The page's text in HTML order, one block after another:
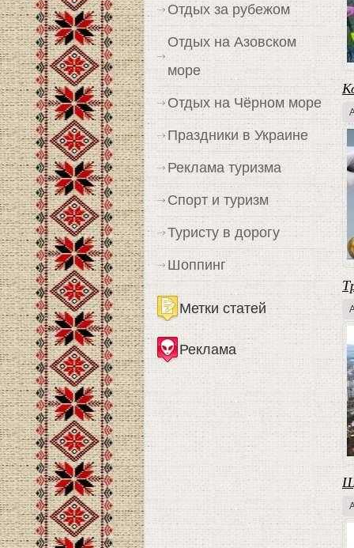
Отдых за рубежом
Отдых на Азовском
море
Отдых на Чёрном море
Праздники в Украине
Реклама туризма
Спорт и туризм
Туристу в дорогу
Шоппинг
Метки статей
Реклама